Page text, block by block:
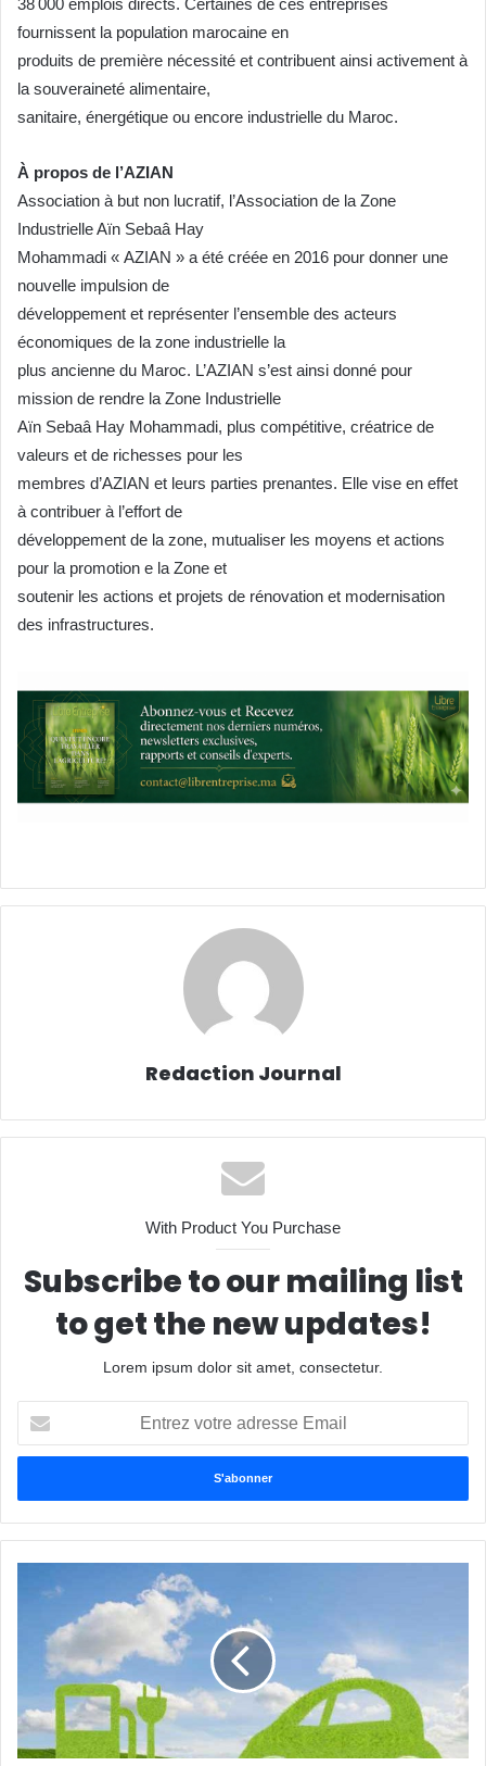
38 000 emplois directs. Certaines de ces entreprises
fournissent la population marocaine en
produits de première nécessité et contribuent ainsi activement à
la souveraineté alimentaire,
sanitaire, énergétique ou encore industrielle du Maroc.
À propos de l’AZIAN
Association à but non lucratif, l’Association de la Zone
Industrielle Aïn Sebaâ Hay
Mohammadi « AZIAN » a été créée en 2016 pour donner une
nouvelle impulsion de
développement et représenter l’ensemble des acteurs
économiques de la zone industrielle la
plus ancienne du Maroc. L’AZIAN s’est ainsi donné pour
mission de rendre la Zone Industrielle
Aïn Sebaâ Hay Mohammadi, plus compétitive, créatrice de
valeurs et de richesses pour les
membres d’AZIAN et leurs parties prenantes. Elle vise en effet
à contribuer à l’effort de
développement de la zone, mutualiser les moyens et actions
pour la promotion e la Zone et
soutenir les actions et projets de rénovation et modernisation
des infrastructures.
Redaction Journal
With Product You Purchase
Subscribe to our mailing list
to get the new updates!
Lorem ipsum dolor sit amet, consectetur.
votre
adresse